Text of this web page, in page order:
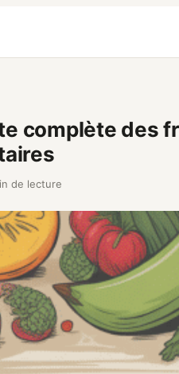
complète des
de lecture